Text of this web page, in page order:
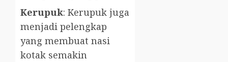
Kerupuk: Kerupuk juga
menjadi pelengkap
yang membuat nasi
kotak semakin